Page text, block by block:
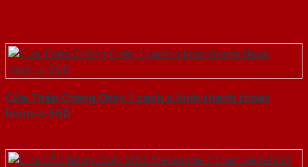
Cửa Thép Chống Cháy 1 canh o kinh thanh thoat
hiem-a-SGD